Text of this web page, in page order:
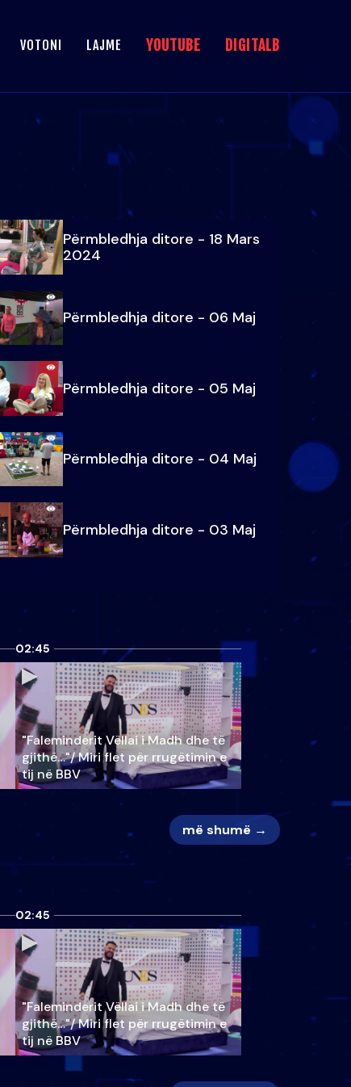
VOTONI LAJME YOUTUBE DIGITALB
Përmbledhja ditore - 18 Mars
2024
Përmbledhja ditore - 06 Maj
Përmbledhja ditore - 05 Maj
Përmbledhja ditore - 04 Maj
Përmbledhja ditore - 03 Maj
02:45
"Faleminderit Vëllai i Madh dhe të
gjithë…"/ Miri flet për rrugëtimin e
tij në BBV
më shumë →
02:45
"Faleminderit Vëllai i Madh dhe të
gjithë…"/ Miri flet për rrugëtimin e
tij në BBV